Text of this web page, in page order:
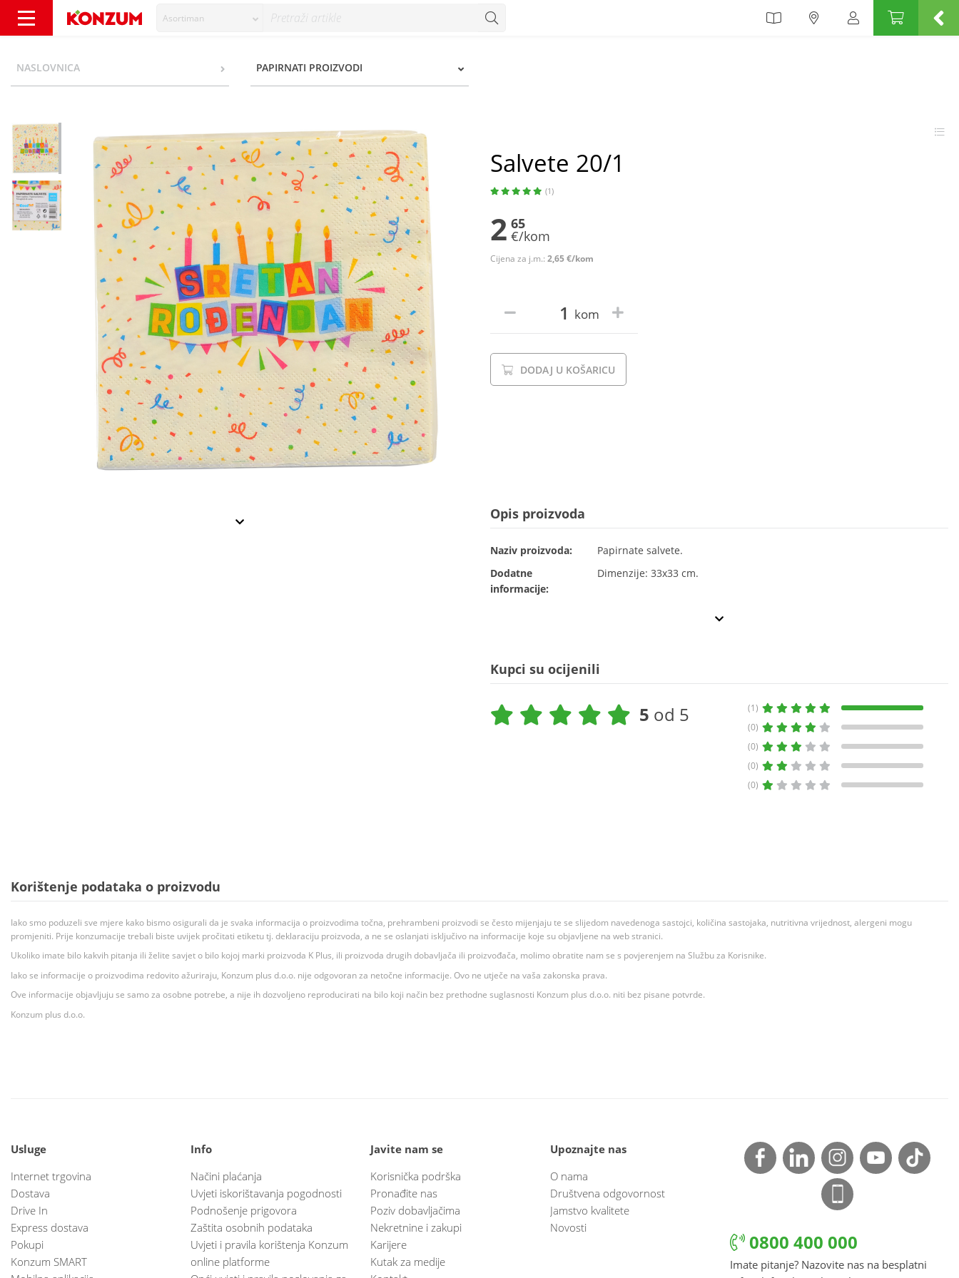
Asortiman
NASLOVNICA PAPIRNATI PROIZVODI
Salvete 20/1
(1)
2 65
€/kom
Cijena za j.m.: 2,65 €/kom
kom
DODAJ U KOŠARICU
Opis proizvoda
Naziv proizvoda:
Papirnate salvete.
Dodatne
informacije:
Dimenzije: 33x33 cm.
Kupci su ocijenili
5 od 5
(1)
(0)
(0)
(0)
(0)
Korištenje podataka o proizvodu
Iako smo poduzeli sve mjere kako bismo osigurali da je svaka informacija o proizvodima točna, prehrambeni proizvodi se često mijenjaju te se slijedom navedenoga sastojci, količina sastojaka, nutritivna vrijednost, alergeni mogu
promjeniti. Prije konzumacije trebali biste uvijek pročitati etiketu tj. deklaraciju proizvoda, a ne se oslanjati isključivo na informacije koje su objavljene na web stranici.
Ukoliko imate bilo kakvih pitanja ili želite savjet o bilo kojoj marki proizvoda K Plus, ili proizvoda drugih dobavljača ili proizvođača, molimo obratite nam se s povjerenjem na Službu za Korisnike.
Iako se informacije o proizvodima redovito ažuriraju, Konzum plus d.o.o. nije odgovoran za netočne informacije. Ovo ne utječe na vaša zakonska prava.
Ove informacije objavljuju se samo za osobne potrebe, a nije ih dozvoljeno reproducirati na bilo koji način bez prethodne suglasnosti Konzum plus d.o.o. niti bez pisane potvrde.
Konzum plus d.o.o.
Usluge
Internet trgovina
Dostava
Drive In
Express dostava
Pokupi
Konzum SMART
Info
Načini plaćanja
Uvjeti iskorištavanja pogodnosti
Podnošenje prigovora
Zaštita osobnih podataka
Uvjeti i pravila korištenja Konzum
online platforme
Javite nam se
Korisnička podrška
Pronađite nas
Poziv dobavljačima
Nekretnine i zakupi
Karijere
Kutak za medije
Upoznajte nas
O nama
Društvena odgovornost
Jamstvo kvalitete
Novosti
0800 400 000
Imate pitanje? Nazovite nas na besplatni